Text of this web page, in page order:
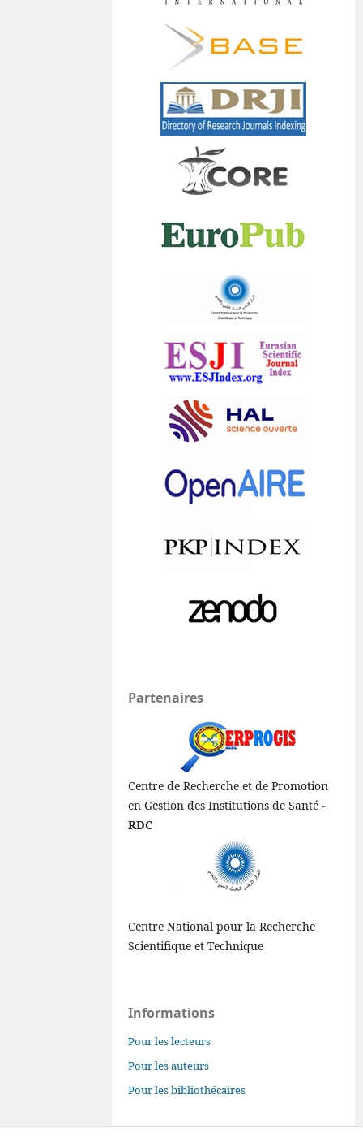
Partenaires
Centre de Recherche et de Promotion
en Gestion des Institutions de Santé -
RDC
Centre National pour la Recherche
Scientifique et Technique
Informations
Pour les lecteurs
Pour les auteurs
Pour les bibliothécaires